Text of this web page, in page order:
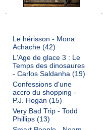
Le hérisson - Mona
Achache(42)
L'Age de glace 3 : Le
Temps des dinosaures
- Carlos Saldanha(19)
Confessions d'une
accro du shopping -
P.J. Hogan (15)
Very Bad Trip - Todd
Phillips(13)